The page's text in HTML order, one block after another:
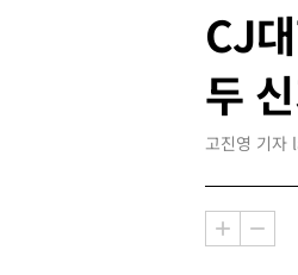
CJ
두
고진영 기